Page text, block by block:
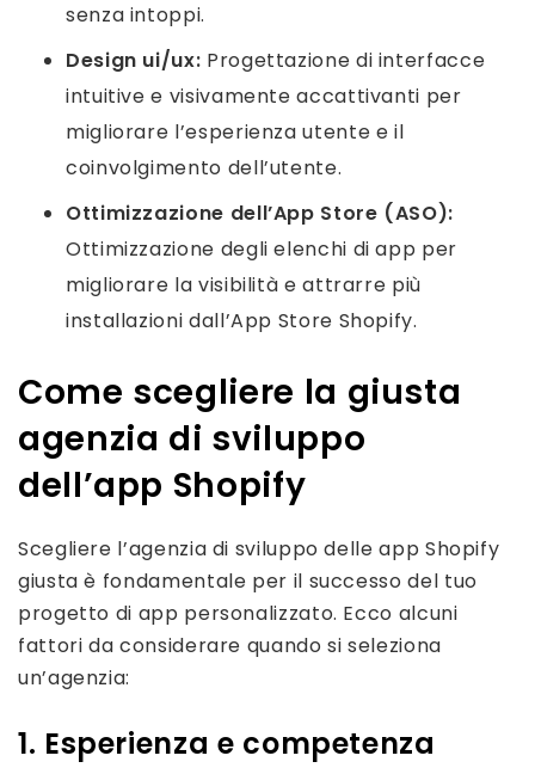
senza intoppi.
Design ui/ux: Progettazione di interfacce
intuitive e visivamente accattivanti per
migliorare l’esperienza utente e il
coinvolgimento dell’utente.
Ottimizzazione dell’App Store (ASO):
Ottimizzazione degli elenchi di app per
migliorare la visibilità e attrarre più
installazioni dall’App Store Shopify.
Come scegliere la giusta
agenzia di sviluppo
dell’app Shopify
Scegliere l’agenzia di sviluppo delle app Shopify
giusta è fondamentale per il successo del tuo
progetto di app personalizzato. Ecco alcuni
fattori da considerare quando si seleziona
un’agenzia:
1. Esperienza e competenza